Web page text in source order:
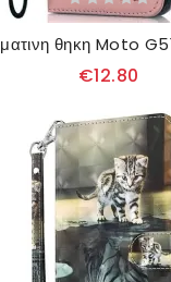
€12.80